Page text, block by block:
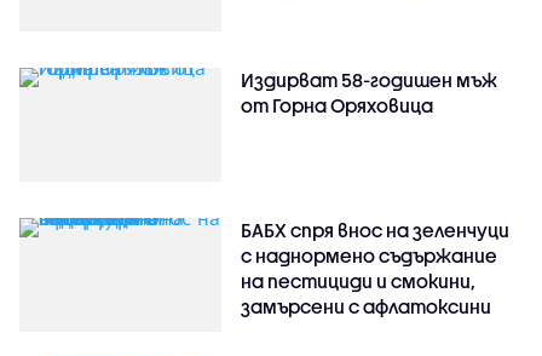
Издирват 58-годишен мъж
от Горна Оряховица
БАБХ спря внос на зеленчуци
с наднормено съдържание
на пестициди и смокини,
замърсени с афлатоксини